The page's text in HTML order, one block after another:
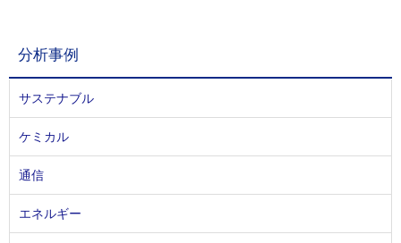
分析事例
サステナブル
ケミカル
通信
エネルギー